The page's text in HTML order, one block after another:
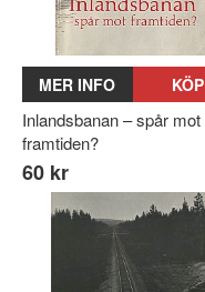
MER INFO KÖP
Inlandsbanan – spår mot
framtiden?
60 kr